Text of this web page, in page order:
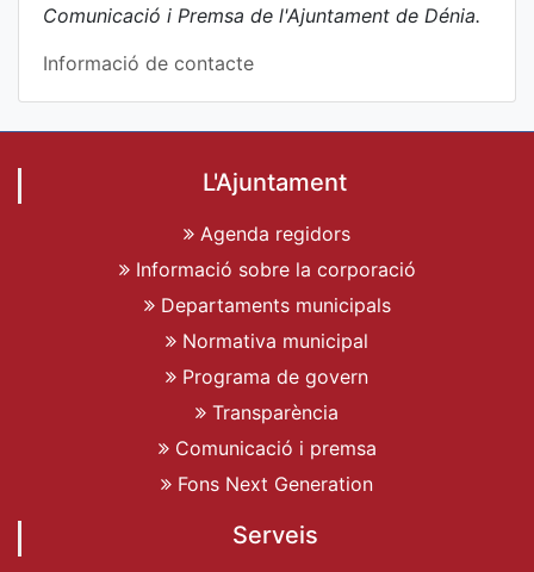
Comunicació i Premsa de l'Ajuntament de Dénia.
Informació de contacte
L'Ajuntament
Agenda regidors
Informació sobre la corporació
Departaments municipals
Normativa municipal
Programa de govern
Transparència
Comunicació i premsa
Fons Next Generation
Serveis